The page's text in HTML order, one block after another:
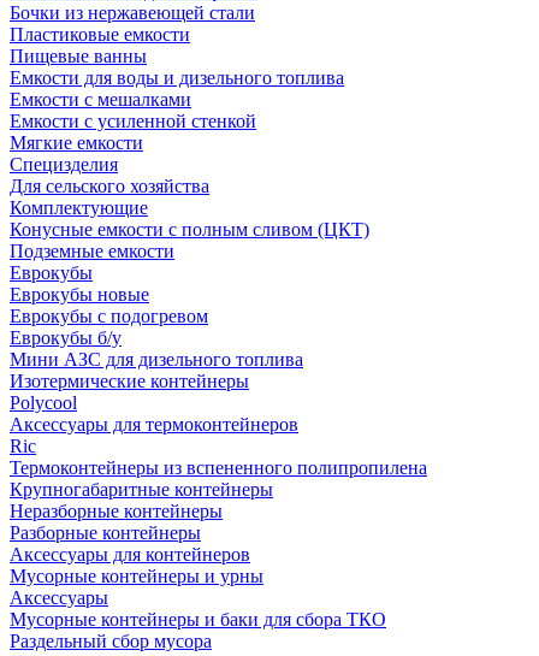
Бочки из нержавеющей стали
Пластиковые емкости
Пищевые ванны
Емкости для воды и дизельного топлива
Емкости с мешалками
Емкости с усиленной стенкой
Мягкие емкости
Специзделия
Для сельского хозяйства
Комплектующие
Конусные емкости с полным сливом (ЦКТ)
Подземные емкости
Еврокубы
Еврокубы новые
Еврокубы с подогревом
Еврокубы б/у
Мини АЗС для дизельного топлива
Изотермические контейнеры
Polycool
Аксессуары для термоконтейнеров
Ric
Термоконтейнеры из вспененного полипропилена
Крупногабаритные контейнеры
Неразборные контейнеры
Разборные контейнеры
Аксессуары для контейнеров
Мусорные контейнеры и урны
Аксессуары
Мусорные контейнеры и баки для сбора ТКО
Раздельный сбор мусора